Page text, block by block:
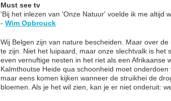
Must see tv
'Bij het inlezen van 'Onze Natuur' voelde ik me altijd
- Wim Opbrouck
Wij Belgen zijn van nature bescheiden. Maar over
te zijn. Niet het luipaard, maar onze slechtvalk is het
even vernuftige nesten in het riet als een Afrikaanse
Kalmthoutse Heide qua schoonheid moet
maar eens komen kijken wanneer de struikhei de
bloemen. Als je het wil zien, kan je er niet onderuit: